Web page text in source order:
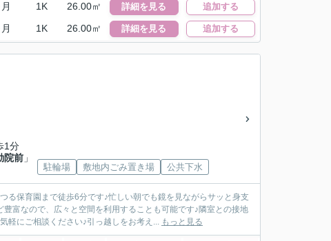
1K 26.00㎡ 詳細を見る 追加する
1K 26.00㎡ 詳細を見る 追加する
1分
院前 」
駐輪場 敷地内ごみ置き場 公共下水
る保育園まで徒歩6分です♪忙しい朝でも鏡を見ながらサッと身支
富なので、広々と空間を利用することも可能です♪隣室との接地
軽にご相談ください♪引っ越しをお考え... もっと見る